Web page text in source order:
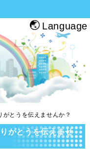
・帰る人・地元の人がホッと
Language
とうを伝えませんか？
がとうを伝えませ